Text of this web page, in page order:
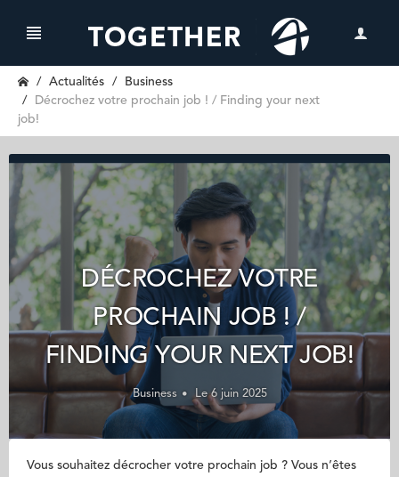
Actualités
Business
Décrochez votre prochain job ! / Finding your next
job!
DÉCROCHEZ VOTRE
PROCHAIN JOB ! /
FINDING YOUR NEXT JOB!
Business Le 6 juin 2025
Vous souhaitez décrocher votre prochain job ? Vous n’êtes